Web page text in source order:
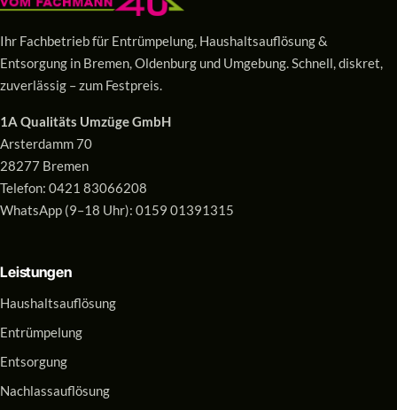
Ihr Fachbetrieb für Entrümpelung, Haushaltsauflösung &
Entsorgung in Bremen, Oldenburg und Umgebung. Schnell, diskret,
zuverlässig – zum Festpreis.
1A Qualitäts Umzüge GmbH
Arsterdamm 70
28277 Bremen
Telefon: 0421 83066208
WhatsApp (9–18 Uhr): 0159 01391315
Leistungen
Haushaltsauflösung
Entrümpelung
Entsorgung
Nachlassauflösung